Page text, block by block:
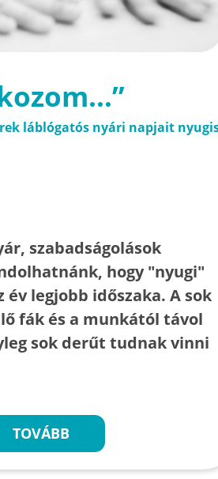
láblógatós nyári napjait
szabadságolások
hogy "nyugi"
év legjobb időszaka. A sok
fák és a munkától távol
sok derűt tudnak vinni
TOVÁBB